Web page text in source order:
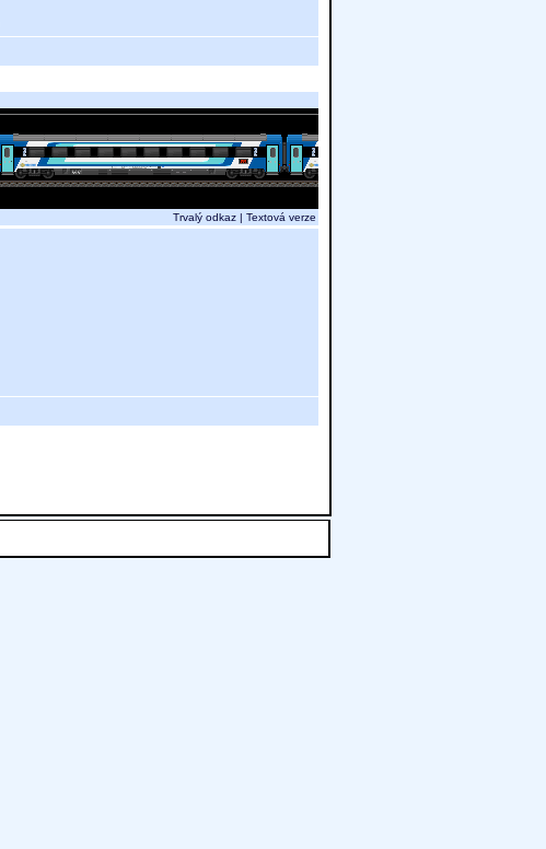
Trvalý odkaz | Textová verze